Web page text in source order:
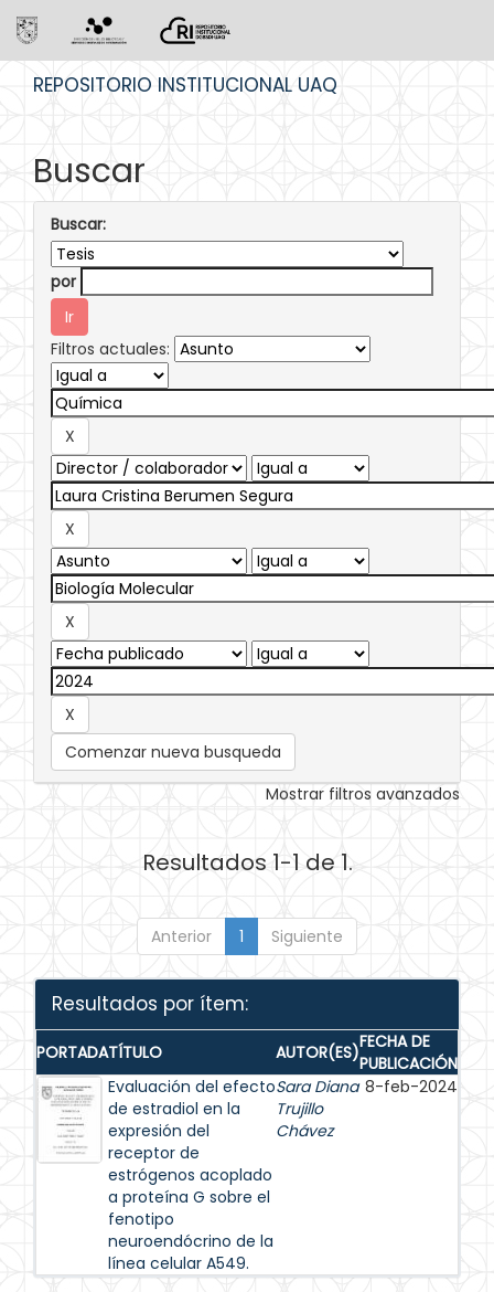
REPOSITORIO INSTITUCIONAL UAQ
Buscar
Buscar:
por
Filtros actuales:
Comenzar nueva busqueda
Mostrar filtros avanzados
Resultados 1-1 de 1.
Anterior 1 Siguiente
Resultados por ítem:
PORTADATÍTULO AUTOR(ES)FECHA DE
PUBLICACIÓN
Evaluación del efecto
de estradiol en la
expresión del
receptor de
estrógenos acoplado
a proteína G sobre el
fenotipo
neuroendócrino de la
línea celular A549.
Sara Diana
Trujillo
Chávez
8-feb-2024